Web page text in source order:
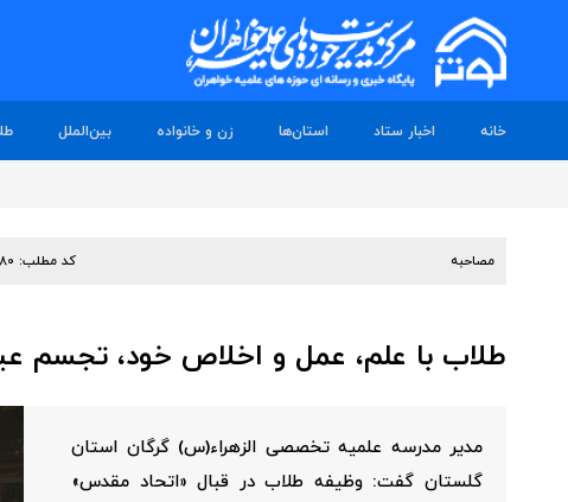
خانه اخبار ستاد استان‌ها زن و خانواده بین‌الملل
مصاحبه کد مطلب:
طلاب با علم، عمل و اخلاص خود، تجسم
مدیر مدرسه علمیه تخصصی الزهراء(س) گرگان استان
گلستان گفت: وظیفه طلاب در قبال «اتحاد مقدس»